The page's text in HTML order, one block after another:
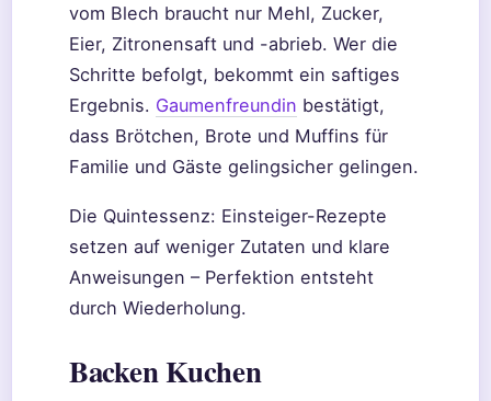
vom Blech braucht nur Mehl, Zucker,
Eier, Zitronensaft und -abrieb. Wer die
Schritte befolgt, bekommt ein saftiges
Ergebnis. Gaumenfreundin bestätigt,
dass Brötchen, Brote und Muffins für
Familie und Gäste gelingsicher gelingen.
Die Quintessenz: Einsteiger-Rezepte
setzen auf weniger Zutaten und klare
Anweisungen – Perfektion entsteht
durch Wiederholung.
Backen Kuchen